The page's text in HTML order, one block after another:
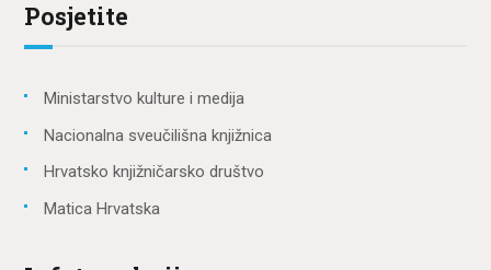
Posjetite
Ministarstvo kulture i medija
Nacionalna sveučilišna knjižnica
Hrvatsko knjižničarsko društvo
Matica Hrvatska